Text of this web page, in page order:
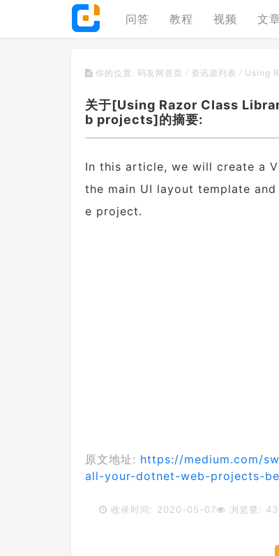
问答 教程 视频 文
你的位置: 码友网首页 / 资讯源列表 / Using
关于[Using Razor Class
b projects]的摘要:
In this article, we will create a
the main UI layout template
e project.
原文地址: https://medium.com/
all-your-dotnet-web-projects-
收录时间: 2020-05-07 浏览量: